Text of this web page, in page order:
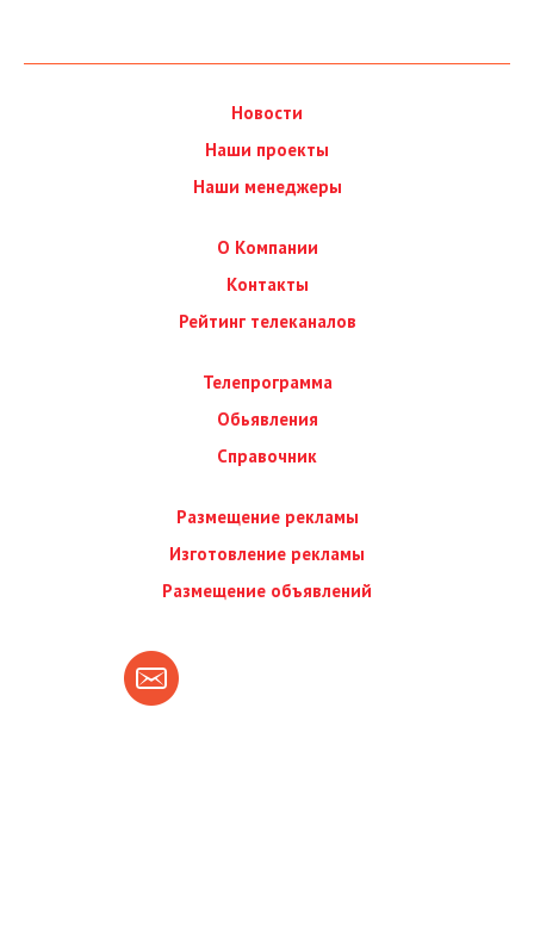
Новости
Наши проекты
Наши менеджеры
О Компании
Контакты
Рейтинг телеканалов
Телепрограмма
Обьявления
Справочник
Размещение рекламы
Изготовление рекламы
Размещение объявлений